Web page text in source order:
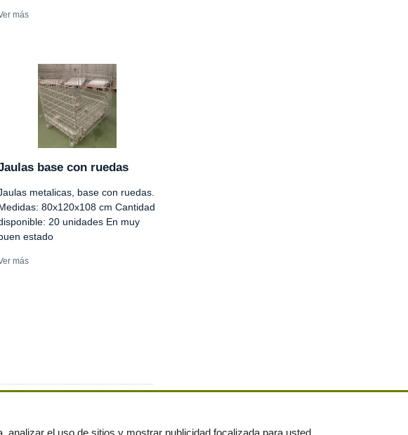
más
base con ruedas
metalicas, base con ruedas.
80x120x108 cm Cantidad
20 unidades En muy
estado
más
el uso de sitios y mostrar publicidad focalizada para usted.